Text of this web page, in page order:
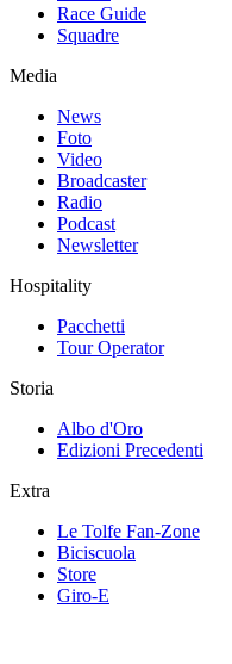
Race Guide
Squadre
Media
News
Foto
Video
Broadcaster
Radio
Podcast
Newsletter
Hospitality
Pacchetti
Tour Operator
Storia
Albo d'Oro
Edizioni Precedenti
Extra
Le Tolfe Fan-Zone
Biciscuola
Store
Giro-E